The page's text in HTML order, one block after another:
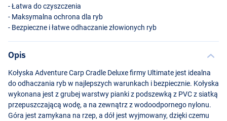
- Łatwa do czyszczenia
- Maksymalna ochrona dla ryb
- Bezpieczne i łatwe odhaczanie złowionych ryb
Opis
Kołyska Adventure Carp Cradle Deluxe firmy Ultimate jest idealna
do odhaczania ryb w najlepszych warunkach i bezpiecznie. Kołyska
wykonana jest z grubej warstwy pianki z podszewką z PVCz siatką
przepuszczającą wodę, a na zewnątrz z wodoodpornego nylonu.
Góra jest zamykana na rzep, a dół jest wyjmowany, dzięki czemu